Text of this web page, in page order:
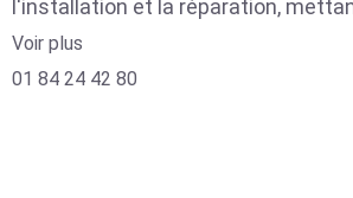
l'installation et la réparation,
Voir plus
01 84 24 42 80